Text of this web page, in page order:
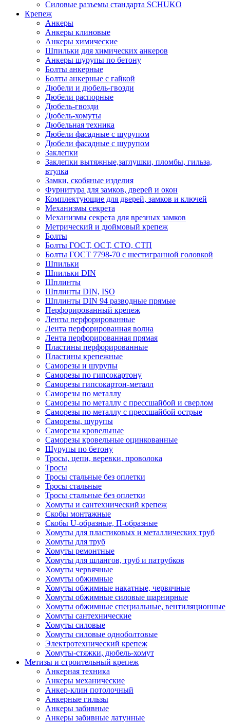
Силовые разъемы стандарта SCHUKO
Крепеж
Анкеры
Анкеры клиновые
Анкеры химические
Шпильки для химических анкеров
Анкеры шурупы по бетону
Болты анкерные
Болты анкерные с гайкой
Дюбели и дюбель-гвозди
Дюбели распорные
Дюбель-гвозди
Дюбель-хомуты
Дюбельная техника
Дюбели фасадные с шурупом
Дюбели фасадные с шурупом
Заклепки
Заклепки вытяжные,заглушки, пломбы, гильза,
втулка
Замки, скобяные изделия
Фурнитура для замков, дверей и окон
Комплектующие для дверей, замков и ключей
Механизмы секрета
Механизмы секрета для врезных замков
Метрический и дюймовый крепеж
Болты
Болты ГОСТ, ОСТ, СТО, СТП
Болты ГОСТ 7798-70 с шестигранной головкой
Шпильки
Шпильки DIN
Шплинты
Шплинты DIN, ISO
Шплинты DIN 94 разводные прямые
Перфорированный крепеж
Ленты перфорированные
Лента перфорированная волна
Лента перфорированная прямая
Пластины перфорированные
Пластины крепежные
Саморезы и шурупы
Саморезы по гипсокартону
Саморезы гипсокартон-металл
Саморезы по металлу
Саморезы по металлу с прессшайбой и сверлом
Саморезы по металлу с прессшайбой острые
Саморезы, шурупы
Саморезы кровельные
Саморезы кровельные оцинкованные
Шурупы по бетону
Тросы, цепи, веревки, проволока
Тросы
Тросы стальные без оплетки
Тросы стальные
Тросы стальные без оплетки
Хомуты и сантехнический крепеж
Скобы монтажные
Скобы U-образные, П-образные
Хомуты для пластиковых и металлических труб
Хомуты для труб
Хомуты ремонтные
Хомуты для шлангов, труб и патрубков
Хомуты червячные
Хомуты обжимные
Хомуты обжимные накатные, червячные
Хомуты обжимные силовые шарнирные
Хомуты обжимные специальные, вентиляционные
Хомуты сантехнические
Хомуты силовые
Хомуты силовые одноболтовые
Электротехнический крепеж
Хомуты-стяжки, дюбель-хомут
Метизы и строительный крепеж
Анкерная техника
Анкеры механические
Анкер-клин потолочный
Анкерные гильзы
Анкеры забивные
Анкеры забивные латунные